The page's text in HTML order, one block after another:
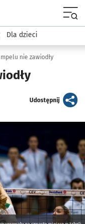
Sport i rekreacja
Dla dzieci
nie zawiodły
Udostępnijartykuł